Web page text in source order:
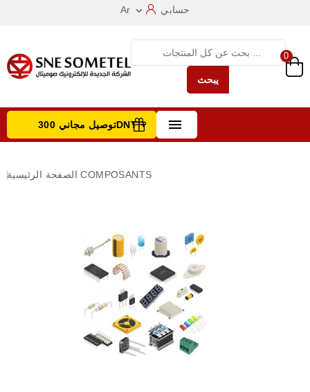
Ar  حسابي
يبحث
0
 توصيل مجاني 300DNT +
الصفحة الرئيسية COMPOSANTS